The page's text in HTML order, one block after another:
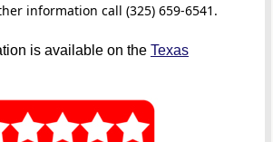
information call (325) 659-6541.
is available on the Texas